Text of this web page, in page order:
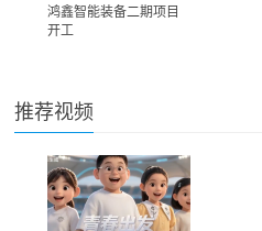
鸿鑫智能装备二期项目
开工
推荐视频